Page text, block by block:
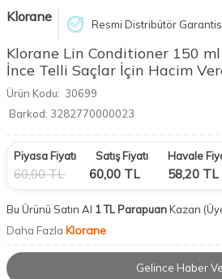
Klorane Resmi Distribütör
Klorane Lin Conditioner 150
İnce Telli Saçlar İçin Hacim
Ürün Kodu: 30699
Barkod: 3282770000023
Piyasa Fiyatı
60,00TL
Satış Fiyatı
60,00 TL
Havale
58,20 TL
Bu Ürünü Satın Al 1 TL ParapuanKazan
Daha Fazla Klorane
Gelince Haber